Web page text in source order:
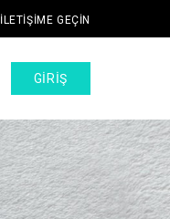
İLETIŞIME GEÇIN
GIRIŞ